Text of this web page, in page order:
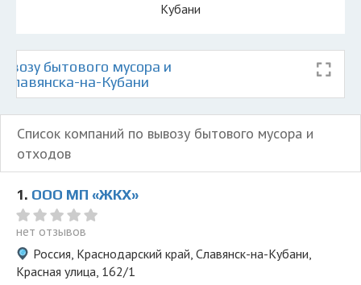
Кубани
бытового мусора и
на-Кубани
Список компаний по вывозу бытового мусора и
отходов
1. ООО МП «ЖКХ»
нет отзывов
Россия, Краснодарский край, Славянск-на-Кубани,
Красная улица, 162/1